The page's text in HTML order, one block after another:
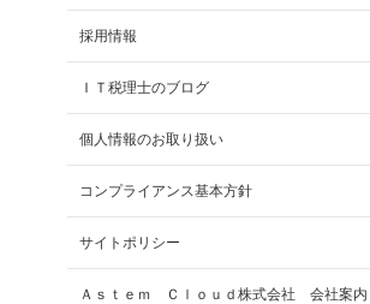
採用情報
ＩＴ税理士のブログ
個人情報のお取り扱い
コンプライアンス基本方針
サイトポリシー
Ａｓｔｅｍ Ｃｌｏｕｄ株式会社 会社案内